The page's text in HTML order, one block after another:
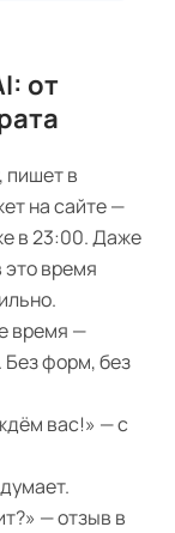
от
пишет в
на сайте —
в 23:00. Даже
это время
время —
Без форм, без
вас!» — с
— отзыв в